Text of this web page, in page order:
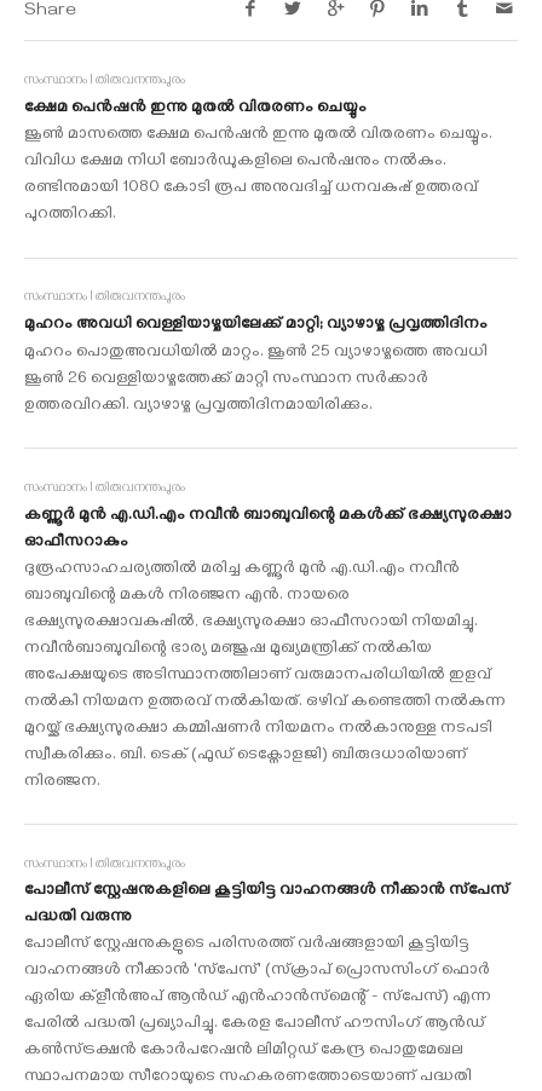
Share
സംസ്ഥാനം I തിരുവനന്തപുരം
ക്ഷേമ പെന്‍ഷന്‍ ഇന്നു മുതല്‍ വിതരണം ചെയ്യും
ജൂണ്‍ മാസത്തെ ക്ഷേമ പെന്‍ഷന്‍ ഇന്നു മുതല്‍ വിതരണം ചെയ്യും.
വിവിധ ക്ഷേമ നിധി ബോര്‍ഡുകളിലെ പെന്‍ഷനും നല്‍കും.
രണ്ടിനുമായി 1080 കോടി രൂപ അനുവദിച്ച് ധനവകുപ്പ് ഉത്തരവ്
പുറത്തിറക്കി.
സംസ്ഥാനം I തിരുവനന്തപുരം
മുഹറം അവധി വെള്ളിയാഴ്ചയിലേക്ക് മാറ്റി; വ്യാഴാഴ്ച പ്രവൃത്തിദിനം
മുഹറം പൊതുഅവധിയിൽ മാറ്റം. ജൂൺ 25 വ്യാഴാഴ്ചത്തെ അവധി
ജൂൺ 26 വെള്ളിയാഴ്ചത്തേക്ക് മാറ്റി സംസ്ഥാന സർക്കാർ
ഉത്തരവിറക്കി. വ്യാഴാഴ്ച പ്രവൃത്തിദിനമായിരിക്കും.
സംസ്ഥാനം I തിരുവനന്തപുരം
കണ്ണൂർ മുൻ എ.ഡി.എം നവീൻ ബാബുവിന്റെ മകൾക്ക് ഭക്ഷ്യസുരക്ഷാ
ഓഫീസറാകും
ദുരൂഹസാഹചര്യത്തിൽ മരിച്ച കണ്ണൂർ മുൻ എ.ഡി.എം നവീൻ
ബാബുവിന്റെ മകൾ നിരഞ്ജന എൻ. നായരെ
ഭക്ഷ്യസുരക്ഷാവകുപ്പിൽ, ഭക്ഷ്യസുരക്ഷാ ഓഫീസറായി നിയമിച്ചു.
നവീൻബാബുവിന്റെ ഭാര്യ മഞ്ജുഷ മുഖ്യമന്ത്രിക്ക് നൽകിയ
അപേക്ഷയുടെ അടിസ്ഥാനത്തിലാണ് വരുമാനപരിധിയിൽ ഇളവ്
നൽകി നിയമന ഉത്തരവ് നൽകിയത്. ഒഴിവ് കണ്ടെത്തി നൽകുന്ന
മുറയ്ക്ക് ഭക്ഷ്യസുരക്ഷാ കമ്മിഷണർ നിയമനം നൽകാനുള്ള നടപടി
സ്വീകരിക്കും. ബി. ടെക് (ഫുഡ് ടെക്നോളജി) ബിരുദധാരിയാണ്
നിരഞ്ജന.
സംസ്ഥാനം I തിരുവനന്തപുരം
പോലീസ് സ്റ്റേഷനുകളിലെ കൂട്ടിയിട്ട വാഹനങ്ങൾ നീക്കാൻ സ്‌പേസ്
പദ്ധതി വരുന്നു
പോലീസ് സ്റ്റേഷനുകളുടെ പരിസരത്ത് വർഷങ്ങളായി കൂട്ടിയിട്ട
വാഹനങ്ങൾ നീക്കാൻ 'സ്‌പേസ്' (സ്‌ക്രാപ് പ്രൊസസിംഗ് ഫൊർ
ഏരിയ ക്ളീൻഅപ് ആൻഡ് എൻഹാൻസ്‌മെന്റ് - സ്‌പേസ്) എന്ന
പേരിൽ പദ്ധതി പ്രഖ്യാപിച്ചു. കേരള പോലീസ് ഹൗസിംഗ് ആന്‍ഡ്
കണ്‍സ്ട്രക്ഷന്‍ കോര്‍പറേഷന്‍ ലിമിറ്റഡ് കേന്ദ്ര പൊതുമേഖല
സ്ഥാപനമായ സീറോയുടെ സഹകരണത്തോടെയാണ് പദ്ധതി